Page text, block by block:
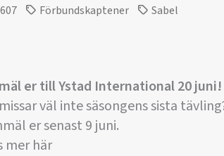
Förbundskaptener Sabel
er till Ystad International 20 juni!
väl inte säsongens sista
er senast 9 juni.
mer här